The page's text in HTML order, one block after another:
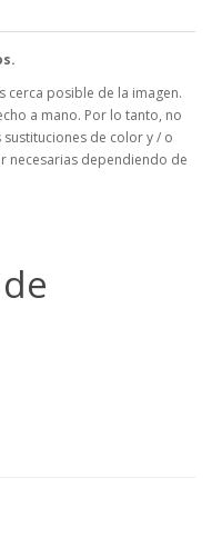
cerca posible de la imagen.
a mano. Por lo tanto, no
de color y / o
necesarias dependiendo de